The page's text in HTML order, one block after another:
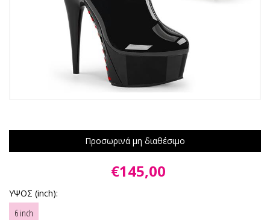
Προσωρινά μη διαθέσιμο
€145,00
ΥΨΟΣ (inch):
6 inch